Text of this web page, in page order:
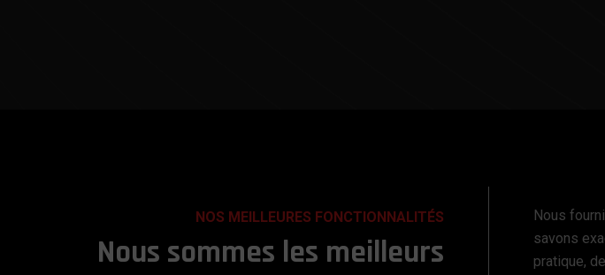
NOS MEILLEURES FONCTIONNALITÉS
Nous sommes les meilleurs
Nous
savons
pratique,